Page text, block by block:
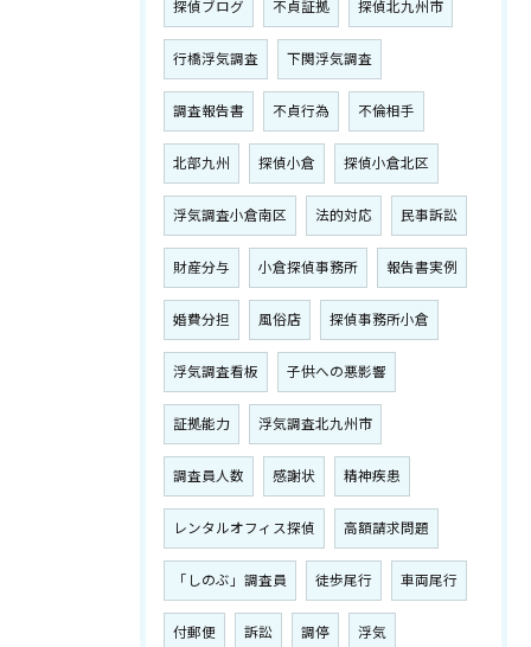
探偵ブログ 不貞証拠 探偵北九州市
行橋浮気調査 下関浮気調査
調査報告書 不貞行為 不倫相手
北部九州 探偵小倉 探偵小倉北区
浮気調査小倉南区 法的対応 民事訴訟
財産分与 小倉探偵事務所 報告書実例
婚費分担 風俗店 探偵事務所小倉
浮気調査看板 子供への悪影響
証拠能力 浮気調査北九州市
調査員人数 感謝状 精神疾患
レンタルオフィス探偵 高額請求問題
「しのぶ」調査員 徒歩尾行 車両尾行
付郵便 訴訟 調停 浮気